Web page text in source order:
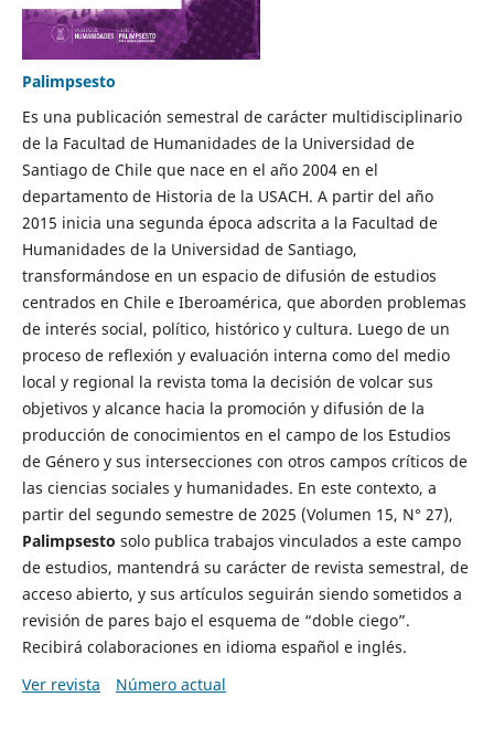
Palimpsesto
Es una publicación semestral de carácter multidisciplinario
de la Facultad de Humanidades de la Universidad de
Santiago de Chile que nace en el año 2004 en el
departamento de Historia de la USACH. A partir del año
2015 inicia una segunda época adscrita a la Facultad de
Humanidades de la Universidad de Santiago,
transformándose en un espacio de difusión de estudios
centrados en Chile e Iberoamérica, que aborden problemas
de interés social, político, histórico y cultura. Luego de un
proceso de reflexión y evaluación interna como del medio
local y regional la revista toma la decisión de volcar sus
objetivos y alcance hacia la promoción y difusión de la
producción de conocimientos en el campo de los Estudios
de Género y sus intersecciones con otros campos críticos de
las ciencias sociales y humanidades. En este contexto, a
partir del segundo semestre de 2025 (Volumen 15, N° 27),
Palimpsesto solo publica trabajos vinculados a este campo
de estudios, mantendrá su carácter de revista semestral, de
acceso abierto, y sus artículos seguirán siendo sometidos a
revisión de pares bajo el esquema de “doble ciego”.
Recibirá colaboraciones en idioma español e inglés.
Ver revista
Número actual